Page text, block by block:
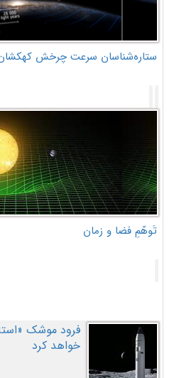
ستاره‌شناسان سرعت چرخش کهکشان
تَوهّمِ فضا و زمان
فرود موشک
خواهد کرد